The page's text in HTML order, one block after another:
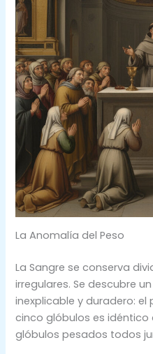
La Anomalía del Peso
La Sangre se conserva
irregulares. Se descubre
inexplicable y duradero:
cinco glóbulos es idéntico
glóbulos pesados todos